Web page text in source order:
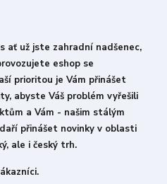
ať už jste zahradní nadšenec,
eshop se
prioritou je Vám přinášet
abyste Váš problém vyřešili
a Vám - našim stálým
přinášet novinky v oblasti
ale i český trh.